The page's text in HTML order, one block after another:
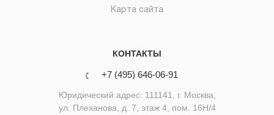
Карта сайта
КОНТАКТЫ
+7 (495) 646-06-91
Юридический адрес: 111141, г. Москва,
ул. Плеханова, д. 7, этаж 4, пом. 16Н/4